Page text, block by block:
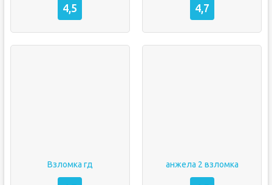
4,5 4,7
Взломка гд анжела 2 взломка